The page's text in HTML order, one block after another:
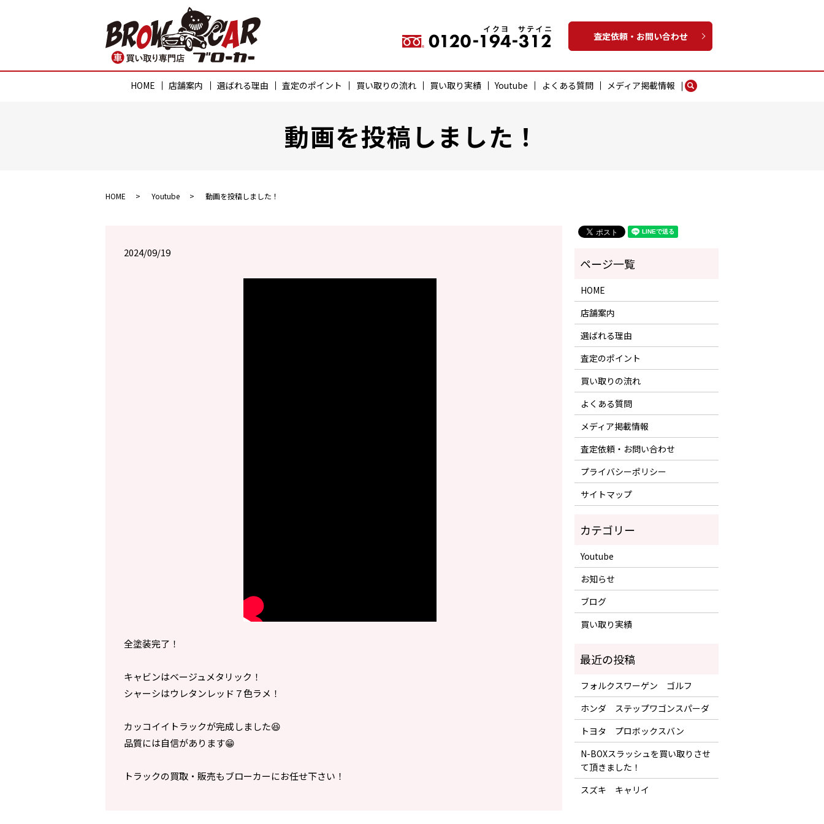
HOME 店舗案内 選ばれる理由 査定のポイント 買い取りの流れ 買い取り実績 Youtube よくある質問 メディア掲載情報 search
査定依頼・お問い合わせ
動画を投稿しました！
HOME Youtube 動画を投稿しました！
2024/09/19
全塗装完了！
キャビンはベージュメタリック！
シャーシはウレタンレッド７色ラメ！
カッコイイトラックが完成しました😆
品質には自信があります😁
トラックの買取・販売もブローカーにお任せ下さい！
HOME
店舗案内
選ばれる理由
査定のポイント
買い取りの流れ
よくある質問
メディア掲載情報
査定依頼・お問い合わせ
プライバシーポリシー
サイトマップ
Youtube
お知らせ
ブログ
買い取り実績
フォルクスワーゲン ゴルフ
ホンダ ステップワゴンスパーダ
トヨタ プロボックスバン
N-BOXスラッシュを買い取りさせ
て頂きました！
スズキ キャリイ